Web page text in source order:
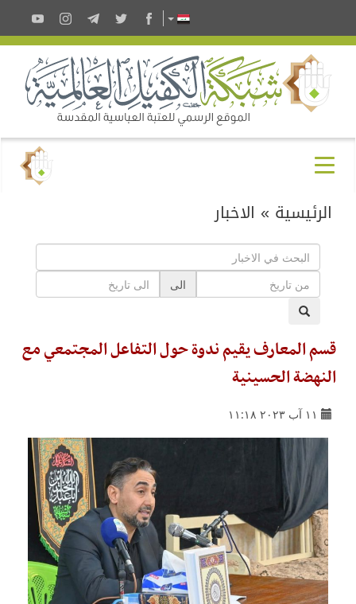
الرئيسية » الاخبار
الى
قسم المعارف يقيم ندوة حول التفاعل المجتمعي مع
النهضة الحسينية
١١ آب ٢٠٢٣ ١١:١٨